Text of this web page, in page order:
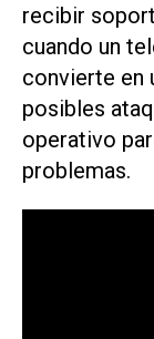
recibir
cuando un
convierte en
posibles
operativo
problemas.